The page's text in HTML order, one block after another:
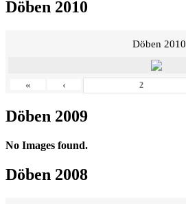
Döben 2010
Döben 2010
« ‹
Döben 2009
No Images found.
Döben 2008